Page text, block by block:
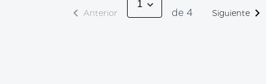
Anterior de 4 Siguiente